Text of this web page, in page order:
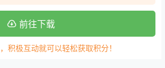
前往下载
积极互动就可以轻松获取积分！